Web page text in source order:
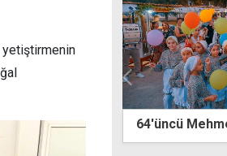
yetiştirmenin
Üzüm Festivali